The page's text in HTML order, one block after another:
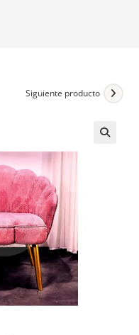
ContactoSiguiente producto